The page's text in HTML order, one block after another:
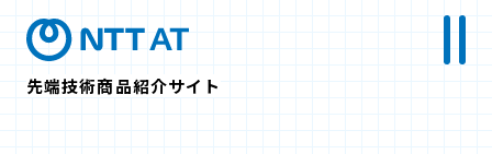
先端技術商品紹介サイト